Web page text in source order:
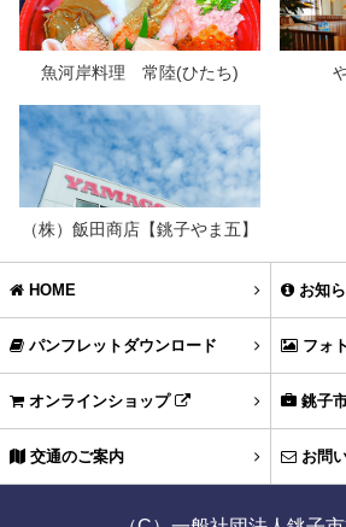
魚河岸料理 常陸(ひたち)
（株）飯田商店【銚子やま五】
HOME お知
パンフレットダウンロード フォ
オンラインショップ 銚子
交通のご案内 お問